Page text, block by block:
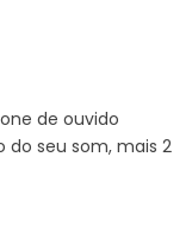
de ouvido
seu som, mais 2